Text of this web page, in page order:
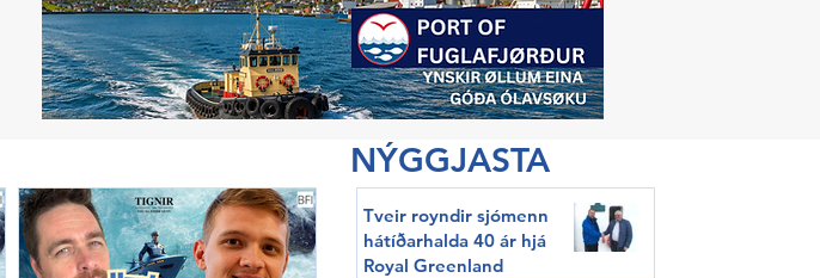
NÝGGJASTA
Tveir royndir sjómenn
hátíðarhalda 40 ár hjá
Royal Greenland